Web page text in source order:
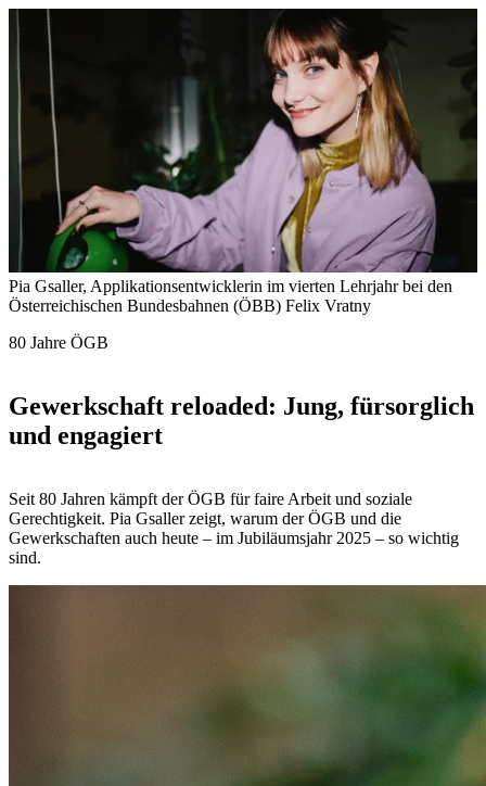
Pia Gsaller, Applikationsentwicklerin im vierten Lehrjahr bei den
Österreichischen Bundesbahnen (ÖBB) Felix Vratny
80 Jahre ÖGB
Gewerkschaft reloaded: Jung, fürsorglich
und engagiert
Seit 80 Jahren kämpft der ÖGB für faire Arbeit und soziale
Gerechtigkeit. Pia Gsaller zeigt, warum der ÖGB und die
Gewerkschaften auch heute – im Jubiläumsjahr 2025 – so wichtig
sind.